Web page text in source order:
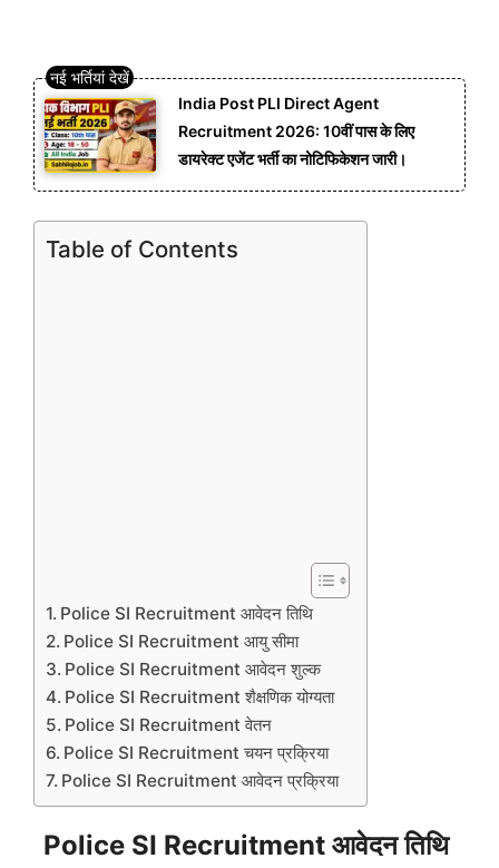
India Post PLI Direct Agent
Recruitment 2026: 10वीं पास के लिए
डायरेक्ट एजेंट भर्ती का नोटिफिकेशन जारी।
Table of Contents
Police SI Recruitment आवेदन तिथि
Police SI Recruitment आयु सीमा
Police SI Recruitment आवेदन शुल्क
Police SI Recruitment शैक्षणिक योग्यता
Police SI Recruitment वेतन
Police SI Recruitment चयन प्रक्रिया
Police SI Recruitment आवेदन प्रक्रिया
Police SI Recruitment आवेदन तिथि